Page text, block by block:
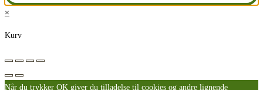
×
Kurv
Når du trykker OK giver du tilladelse til cookies og andre lignende